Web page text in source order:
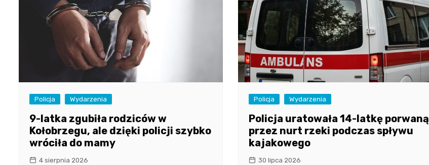
Policja Wydarzenia
9-latka zgubiła rodziców w
Kołobrzegu, ale dzięki policji szybko
wróciła do mamy
4 sierpnia 2026
Policja Wydarzenia
Policja uratowała 14-latkę porwaną
przez nurt rzeki podczas spływu
kajakowego
30 lipca 2026